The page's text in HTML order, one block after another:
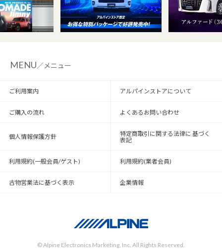
MENU／メニュー
ご利用案内 アルパインストアについて
ご購入の流れ よくあるお問い合わせ
個人情報保護方針
特定商取引に関する法律に 基づく
表記
利用規約(一般会員/ゲスト) 利用規約(業者会員)
古物営業法に基づく表示 企業情報
© Alpine Electronics Marketing, Inc. All Rights Reserved.